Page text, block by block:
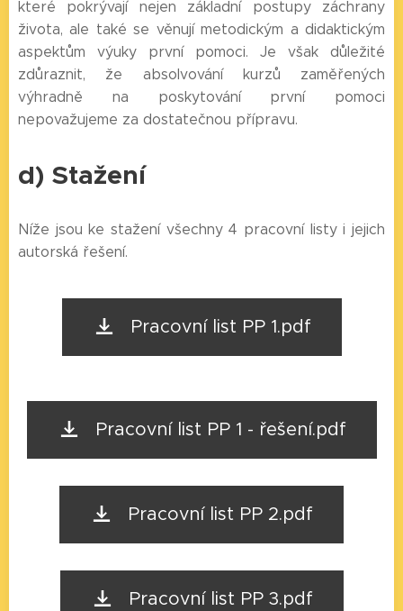
které pokrývají nejen základní postupy záchrany
života, ale také se věnují metodickým a didaktickým
aspektům výuky první pomoci. Je však důležité
zdůraznit, že absolvování kurzů zaměřených
výhradně na poskytování první pomoci
nepovažujeme za dostatečnou přípravu.
d) Stažení
Níže jsou ke stažení všechny 4 pracovní listy i jejich
autorská řešení.
Pracovní list PP 1.pdf
Pracovní list PP 1 - řešení.pdf
Pracovní list PP 2.pdf
Pracovní list PP 3.pdf